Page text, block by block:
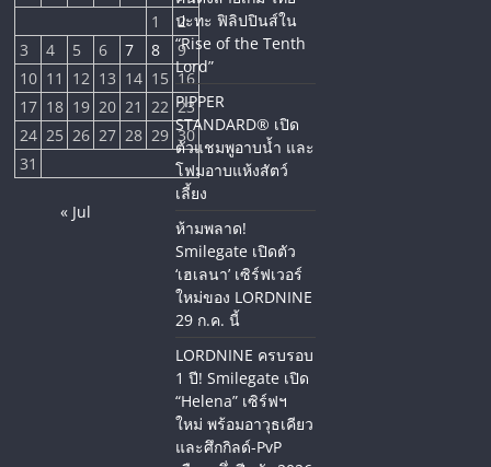
1
2
3
4 5 6 7 8
9
10 11 12 13 14 15 16
17 18 19 20 21 22 23
24 25 26 27 28 29 30
31
« Jul
ปะทะ ฟิลิปปินส์ใน
“Rise of the Tenth
Lord”
PIPPER
STANDARD® เปิด
ตัวแชมพูอาบน้ำ และ
โฟมอาบแห้งสัตว์
เลี้ยง
ห้ามพลาด!
Smilegate เปิดตัว
‘เฮเลนา’ เซิร์ฟเวอร์
ใหม่ของ LORDNINE
29 ก.ค. นี้
LORDNINE ครบรอบ
1 ปี! Smilegate เปิด
“Helena” เซิร์ฟฯ
ใหม่ พร้อมอาวุธเคียว
และศึกกิลด์-PvP